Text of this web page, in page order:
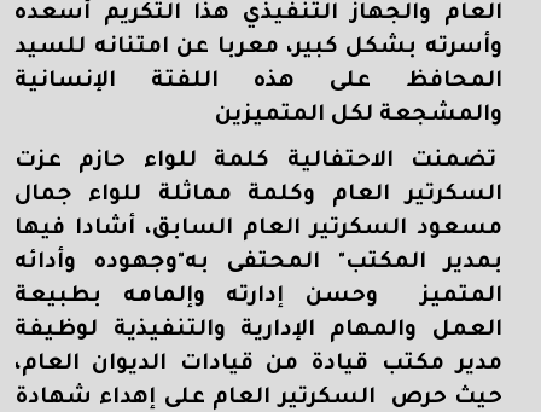
العام والجهاز التنفيذي هذا التكريم أسعده
وأسرته بشكل كبير، معربا عن امتنانه للسيد
المحافظ على هذه اللفتة الإنسانية
والمشجعة لكل المتميزين
تضمنت الاحتفالية كلمة للواء حازم عزت
السكرتير العام وكلمة مماثلة للواء جمال
مسعود السكرتير العام السابق، أشادا فيها
بمدير المكتب" المحتفى به"وجهوده وأدائه
المتميز وحسن إدارته وإلمامه بطبيعة
العمل والمهام الإدارية والتنفيذية لوظيفة
مدير مكتب قيادة من قيادات الديوان العام،
حيث حرص السكرتير العام على إهداء شهادة